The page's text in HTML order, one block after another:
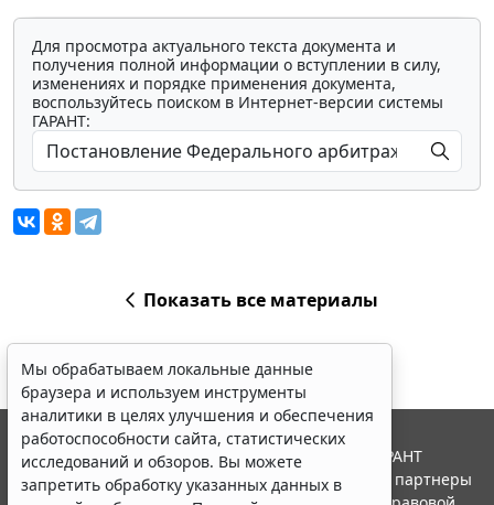
Для просмотра актуального текста документа и
получения полной информации о вступлении в силу,
изменениях и порядке применения документа,
воспользуйтесь поиском в Интернет-версии системы
ГАРАНТ:
Показать все материалы
Мы обрабатываем локальные данные
браузера и используем инструменты
аналитики в целях улучшения и обеспечения
работоспособности сайта, статистических
исследований и обзоров. Вы можете
запретить обработку указанных данных в
© ООО "НПП "ГАРАНТ-СЕРВИС", 2026. Система ГАРАНТ
выпускается с 1990 года. Компания "Гарант" и ее партнеры